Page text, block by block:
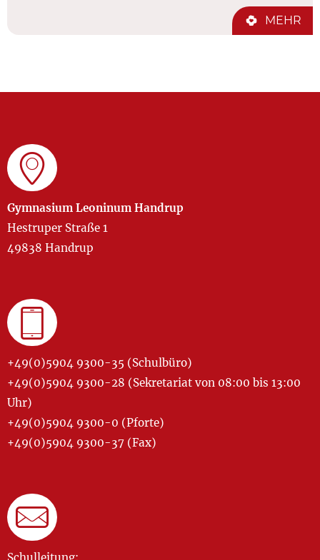
MEHR
Gymnasium Leoninum Handrup
Hestruper Straße 1
49838 Handrup
+49(0)5904 9300-35 (Schulbüro)
+49(0)5904 9300-28 (Sekretariat von 08:00 bis 13:00
Uhr)
+49(0)5904 9300-0 (Pforte)
+49(0)5904 9300-37 (Fax)
Schulleitung: